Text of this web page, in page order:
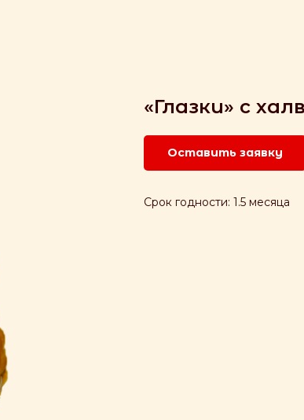
«Глазки» с
Оставить заявку
Срок годности: 1.5 месяца